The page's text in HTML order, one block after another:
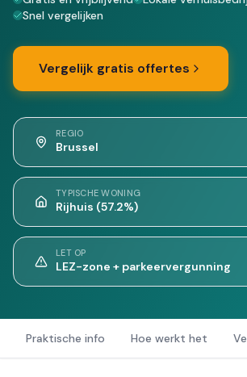
Snel vergelijken
Vergelijk gratis offertes
REGIO
Brussel
TYPISCHE WONING
Rijhuis (57.2%)
LET OP
LEZ-zone + parkeervergunning
Praktische info Hoe werkt het